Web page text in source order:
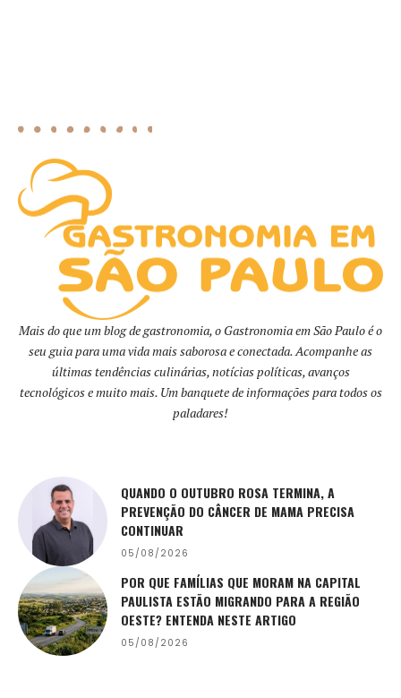
Mais do que um blog de gastronomia, o Gastronomia em São Paulo é o
seu guia para uma vida mais saborosa e conectada. Acompanhe as
últimas tendências culinárias, notícias políticas, avanços
tecnológicos e muito mais. Um banquete de informações para todos os
paladares!
QUANDO O OUTUBRO ROSA TERMINA, A
PREVENÇÃO DO CÂNCER DE MAMA PRECISA
CONTINUAR
05/08/2026
POR QUE FAMÍLIAS QUE MORAM NA CAPITAL
PAULISTA ESTÃO MIGRANDO PARA A REGIÃO
OESTE? ENTENDA NESTE ARTIGO
05/08/2026